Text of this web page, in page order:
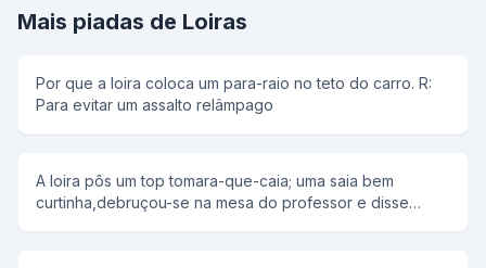
Mais piadas de Loiras
Por que a loira coloca um para-raio no teto do carro. R:
Para evitar um assalto relâmpago
A loira pôs um top tomara-que-caia; uma saia bem
curtinha,debruçou-se na mesa do professor e disse